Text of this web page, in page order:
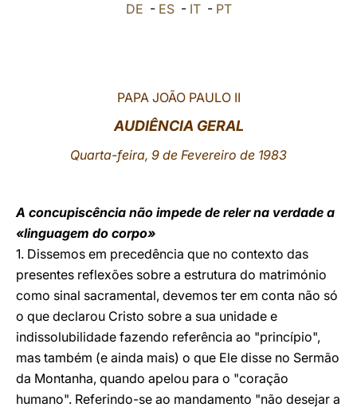
LATINE
DE - ES- IT- PT
PAPA JOÃO PAULO II
AUDIÊNCIA GERAL
Quarta-feira, 9 de Fevereiro de 1983
A concupiscência não impede de reler na verdade a
«linguagem do corpo»
1. Dissemos em precedência que no contexto das
presentes reflexões sobre a estrutura do matrimónio
como sinal sacramental, devemos ter em conta não só
o que declarou Cristo sobre a sua unidade e
indissolubilidade fazendo referência ao "princípio",
mas também (e ainda mais) o que Ele disse no Sermão
da Montanha, quando apelou para o "coração
humano". Referindo-se ao mandamento "não desejar a